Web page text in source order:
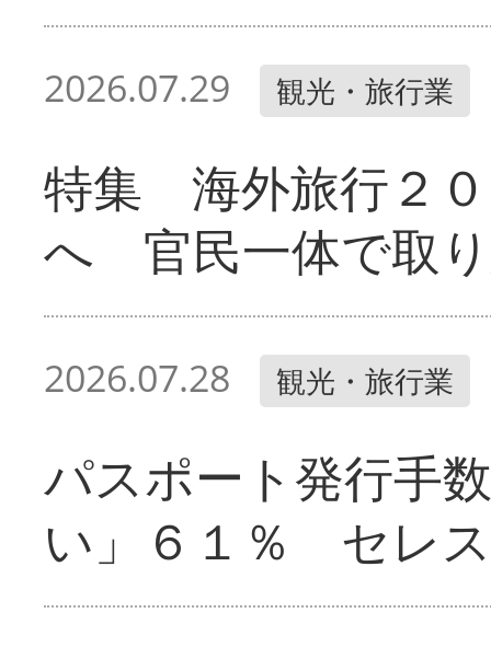
2026.07.29 観光・旅行業
特集 海外旅行２
へ 官民一体で取
2026.07.28 観光・旅行業
パスポート発行手
い」６１％ セレ